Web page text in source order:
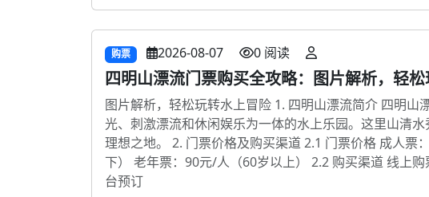
购票 2026-08-07 0 阅读
四明山漂流门票购买全攻略：图片解析，轻
图片解析，轻松玩转水上冒险 1. 四明山漂流简介 四明山
光、刺激漂流和休闲娱乐为一体的水上乐园。这里山清
理想之地。 2. 门票价格及购买渠道 2.1 门票价格 成人票
下） 老年票：90元/人（60岁以上） 2.2 购买渠道 线上
台预订